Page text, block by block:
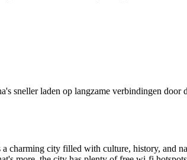
sneller laden op langzame verbindingen door
city filled with culture, history, and